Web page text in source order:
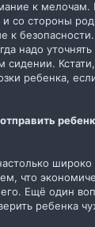
к мелочам.
со стороны
к
надо
сидении.
ребенка,
широко
что
Ещё один
ребенка